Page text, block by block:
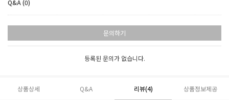
Q&A (0)
문의하기
등록된 문의가 없습니다.
상품상세 Q&A 리뷰(4) 상품정보제공